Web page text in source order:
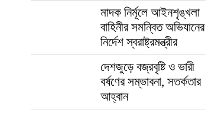
মাদক নির্মূলে আইনশৃঙ্খলা
বাহিনীর সমন্বিত অভিযানের
নির্দেশ স্বরাষ্ট্রমন্ত্রীর
দেশজুড়ে বজ্রবৃষ্টি ও ভারী
বর্ষণের সম্ভাবনা, সতর্কতার
আহ্বান